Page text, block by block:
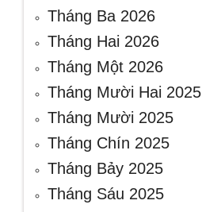
Tháng Ba 2026
Tháng Hai 2026
Tháng Một 2026
Tháng Mười Hai 2025
Tháng Mười 2025
Tháng Chín 2025
Tháng Bảy 2025
Tháng Sáu 2025